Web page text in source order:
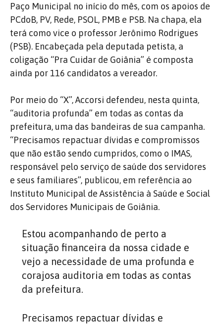
Paço Municipal no início do mês, com os apoios de
PCdoB, PV, Rede, PSOL, PMB e PSB. Na chapa, ela
terá como vice o professor Jerônimo Rodrigues
(PSB). Encabeçada pela deputada petista, a
coligação “Pra Cuidar de Goiânia” é composta
ainda por 116 candidatos a vereador.
Por meio do “X”, Accorsi defendeu, nesta quinta,
“auditoria profunda” em todas as contas da
prefeitura, uma das bandeiras de sua campanha.
“Precisamos repactuar dívidas e compromissos
que não estão sendo cumpridos, como o IMAS,
responsável pelo serviço de saúde dos servidores
e seus familiares”, publicou, em referência ao
Instituto Municipal de Assistência à Saúde e Social
dos Servidores Municipais de Goiânia.
Estou acompanhando de perto a
situação financeira da nossa cidade e
vejo a necessidade de uma profunda e
corajosa auditoria em todas as contas
da prefeitura.
Precisamos repactuar dívidas e